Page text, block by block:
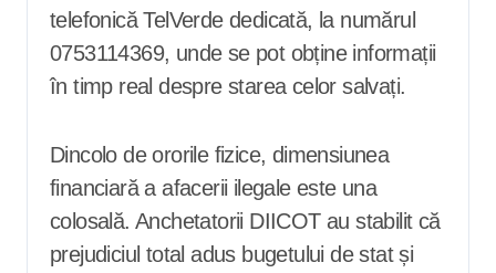
telefonică TelVerde dedicată, la numărul
0753114369, unde se pot obține informații
în timp real despre starea celor salvați.
Dincolo de ororile fizice, dimensiunea
financiară a afacerii ilegale este una
colosală. Anchetatorii DIICOT au stabilit că
prejudiciul total adus bugetului de stat și